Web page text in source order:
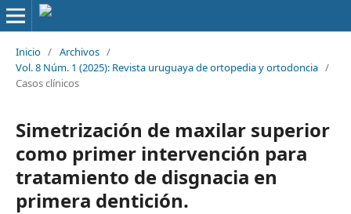
Inicio / Archivos /
Vol. 8 Núm. 1 (2025): Revista uruguaya de ortopedia y ortodoncia /
Casos clínicos
Simetrización de maxilar superior
como primer intervención para
tratamiento de disgnacia en
primera dentición.